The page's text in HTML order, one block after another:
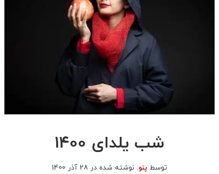
شب یلدای 1400
توسط پنو. نوشته شده در 28 آذر 1400